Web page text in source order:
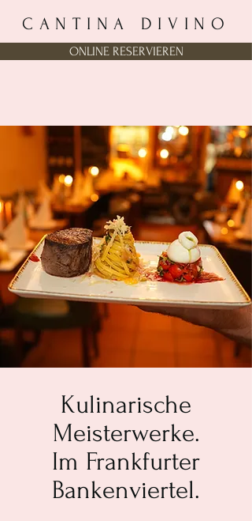
ONLINE RESERVIEREN
CANTINA DIVINO
Kulinarische
Meisterwerke.
Im Frankfurter
Bankenviertel.